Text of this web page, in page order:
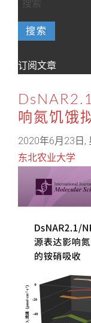
搜索
订阅文章
响氮饥饿
2020年6月23日,
东北农业大学